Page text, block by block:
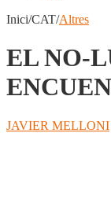
Inici/CAT/Altres
EL NO-
JAVIER MELLONI